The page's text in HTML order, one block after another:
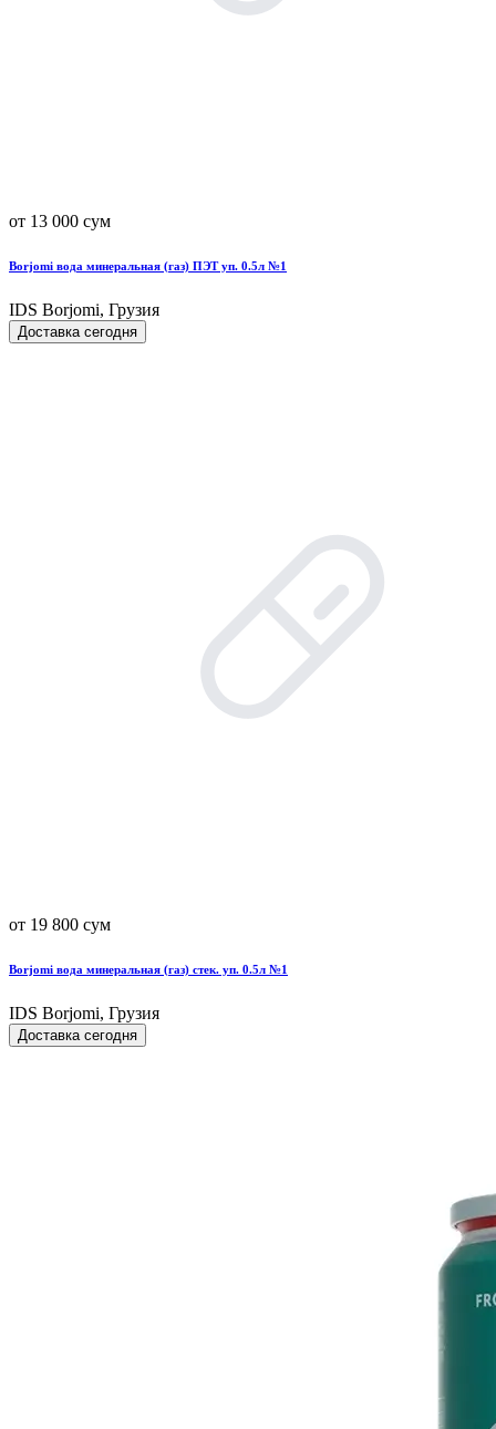
от 13 000 сум
Borjomi вода минеральная (газ) ПЭТ уп. 0.5л №1
IDS Borjomi, Грузия
Доставка сегодня
от 19 800 сум
Borjomi вода минеральная (газ) стек. уп. 0.5л №1
IDS Borjomi, Грузия
Доставка сегодня